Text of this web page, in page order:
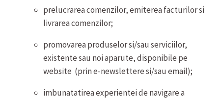
prelucrarea comenzilor, emiterea facturilor si
livrarea comenzilor;
promovarea produselor si/sau serviciilor,
existente sau noi aparute, disponibile pe
website (prin e-newslettere si/sau email);
imbunatatirea experientei de navigare a